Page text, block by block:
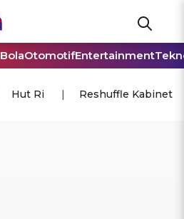
BolaOtomotifEntertainment
Hut Ri Reshuffle Kabinet